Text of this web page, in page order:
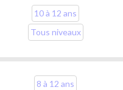
10 à 12 ans
Tous niveaux
8 à 12 ans